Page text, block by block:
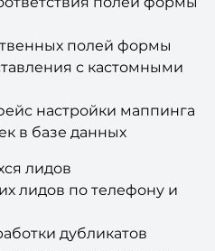
полей
полей формы
полей формы
с кастомными
настройки маппинга
в базе данных
лидов
лидов по телефону и